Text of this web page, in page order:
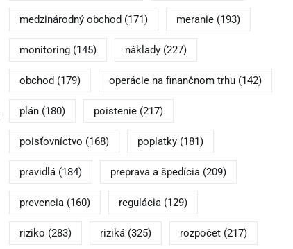
medzinárodný obchod (171) meranie(193)
monitoring(145) náklady(227)
obchod (179) operácie na finančnom trhu(142)
plán(180) poistenie(217)
poisťovníctvo (168) poplatky(181)
pravidlá(184) preprava a špedícia(209)
prevencia(160) regulácia(129)
riziko (283) riziká(325) rozpočet(217)